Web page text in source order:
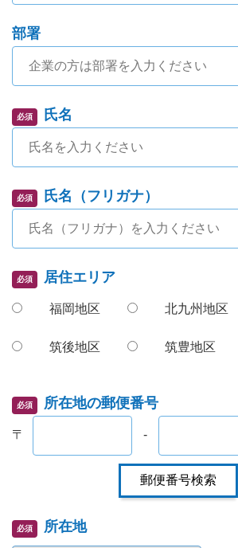
部署
必須 氏名
必須 氏名（フリガナ）
必須 居住エリア
福岡地区 北九州地区
筑後地区 筑豊地区
必須 所在地の郵便番号
〒 -
必須 所在地